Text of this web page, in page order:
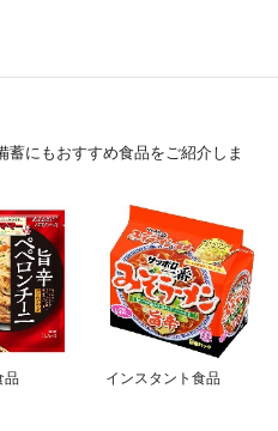
にもおすすめ食品をご紹介しま
品 インスタント食品